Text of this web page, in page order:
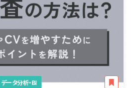
データ分析・BI